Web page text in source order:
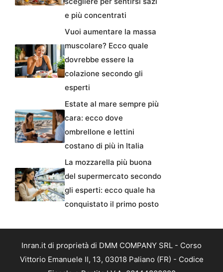
e più concentrati
Vuoi aumentare la massa
muscolare? Ecco quale
dovrebbe essere la
colazione secondo gli
esperti
Estate al mare sempre più
cara: ecco dove
ombrellone e lettini
costano di più in Italia
La mozzarella più buona
del supermercato secondo
gli esperti: ecco quale ha
conquistato il primo posto
Inran.it di proprietà di DMM COMPANY SRL - Corso
Vittorio Emanuele II, 13, 03018 Paliano (FR) - Codice